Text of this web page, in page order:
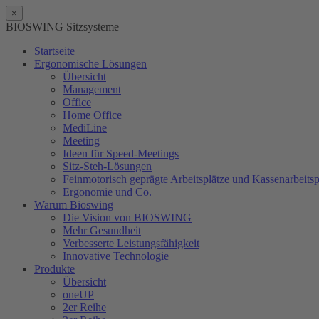
×
BIOSWING Sitzsysteme
Startseite
Ergonomische Lösungen
Übersicht
Management
Office
Home Office
MediLine
Meeting
Ideen für Speed-Meetings
Sitz-Steh-Lösungen
Feinmotorisch geprägte Arbeitsplätze und
Ergonomie und Co.
Warum Bioswing
Die Vision von BIOSWING
Mehr Gesundheit
Verbesserte Leistungsfähigkeit
Innovative Technologie
Produkte
Übersicht
oneUP
2er Reihe